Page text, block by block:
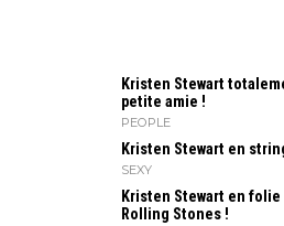
Kristen Stewart
petite amie !
PEOPLE
Kristen Stewart en
SEXY
Kristen Stewart en
Rolling Stones !